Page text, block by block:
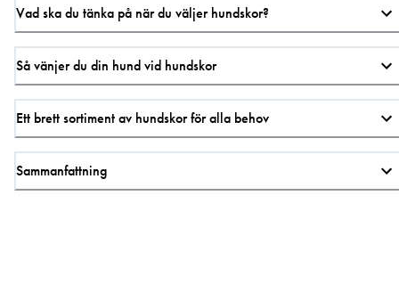
Vad ska du tänka på när du väljer hundskor?
Så vänjer du din hund vid hundskor
Ett brett sortiment av hundskor för alla behov
Sammanfattning